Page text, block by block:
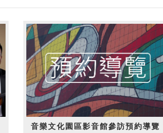
音樂文化園區影音館參訪預約導覽